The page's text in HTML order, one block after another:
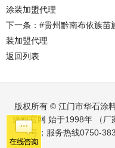
涂装加盟代理
下一条：#贵州黔南布依族苗
装加盟代理
返回列表
版权所有 © 江门市华石涂
涂料官网 始于1998年 （
号；服务热线0750-